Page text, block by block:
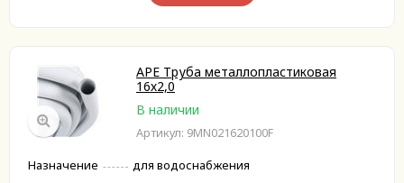
APE Труба металлопластиковая
16х2,0
В наличии
Артикул: 9MN021620100F
Назначение для водоснабжения